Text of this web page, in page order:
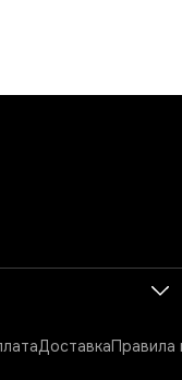
ДоставкаПравила